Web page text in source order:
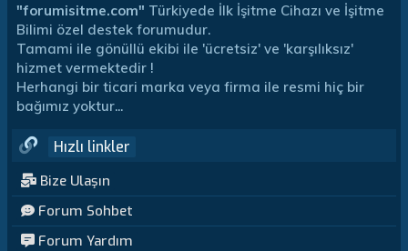
"forumisitme.com" Türkiyede İlk İşitme Cihazı ve İşitme
Bilimi özel destek forumudur.
Tamami ile gönüllü ekibi ile 'ücretsiz' ve 'karşılıksız'
hizmet vermektedir !
Herhangi bir ticari marka veya firma ile resmi hiç bir
bağımız yoktur...
Hızlı linkler
Bize Ulaşın
Forum Sohbet
Forum Yardım